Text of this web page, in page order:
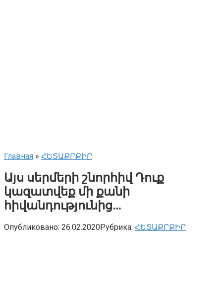
Главная » ՀԵՏԱՔՐՔԻՐ
Այս սերմերի շնորհիվ Դուք
կազատվեք մի քանի
հիվանդությունից…
Опубликовано: 26.02.2020Рубрика: ՀԵՏԱՔՐՔԻՐ